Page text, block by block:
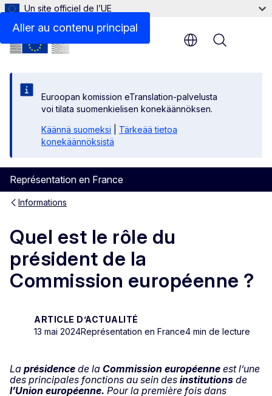
Aller au contenu principal
Un site officiel de l’UE
Euroopan komission eTranslation-palvelusta
voi tilata suomenkielisen konekäännöksen.
Käännä suomeksi
Tärkeää tietoa
konekäännöksistä
Représentation en France
Menu
Informations
Quel est le rôle du
président de la
Commission européenne ?
ARTICLE D’ACTUALITÉ
13 mai 2024Représentation en France4 min de lecture
La présidence de la Commission européenne est l’une
des principales fonctions au sein des institutions de
l’Union européenne. Pour la première fois dans